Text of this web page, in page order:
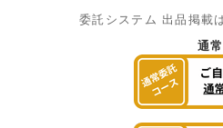
委託システム 出品掲載
通